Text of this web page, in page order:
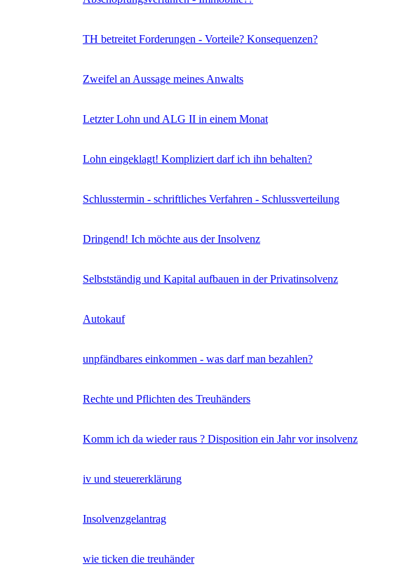
TH betreitet Forderungen - Vorteile? Konsequenzen?
Zweifel an Aussage meines Anwalts
Letzter Lohn und ALG II in einem Monat
Lohn eingeklagt! Kompliziert darf ich ihn behalten?
Schlusstermin - schriftliches Verfahren - Schlussverteilung
Dringend! Ich möchte aus der Insolvenz
Selbstständig und Kapital aufbauen in der Privatinsolvenz
Autokauf
unpfändbares einkommen - was darf man bezahlen?
Rechte und Pflichten des Treuhänders
Komm ich da wieder raus ? Disposition ein Jahr vor insolvenz
iv und steuererklärung
Insolvenzgelantrag
wie ticken die treuhänder